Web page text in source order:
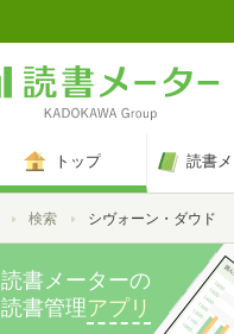
トップ 読書
トップ検索 シヴォーン・ダウド
読書メーターの
読書管理アプリ